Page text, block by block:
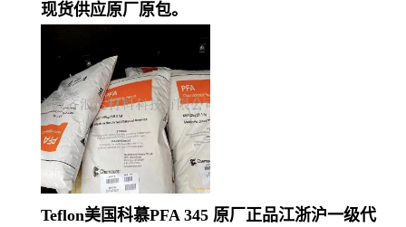
现货供应原厂原包。
Teflon美国科慕PFA 345 原厂正品江浙沪一级代